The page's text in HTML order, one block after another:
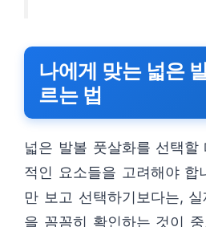
나에게 맞는 넓은
르는 법
넓은 발볼 풋살화를 선택
적인 요소들을 고려해야 합
만 보고 선택하기보다는,
을 꼼꼼히 확인하는 것이